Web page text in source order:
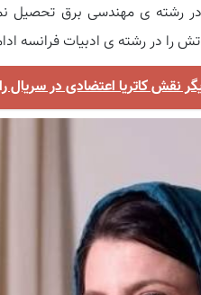
رشته ی مهندسی برق تحصیل
را در رشته ی ادبیات فرانسه
نقش کاتریا اعتضادی در